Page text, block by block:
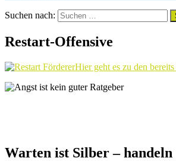
Suchen nach:
Restart-Offensive
Hier geht es zu den
Warten ist Silber –